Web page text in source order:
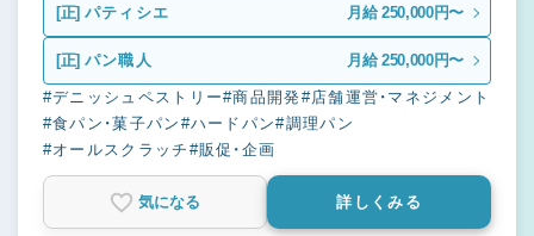
[正] パティシエ 月給 250,000円〜
[正] パン職人 月給 250,000円〜
#デニッシュペストリー#商品開発#店舗運営・マネジメント
#食パン・菓子パン #ハードパン#調理パン
#オールスクラッチ #販促・企画
気になる 詳しくみる